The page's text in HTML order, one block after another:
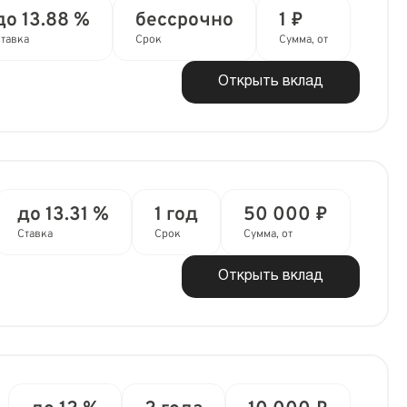
13.88 % бессрочно
Срок
1 ₽
Сумма, от
Открыть вклад
до 13.31 %
Ставка
1 год
Срок
50 000 ₽
Сумма, от
Открыть вклад